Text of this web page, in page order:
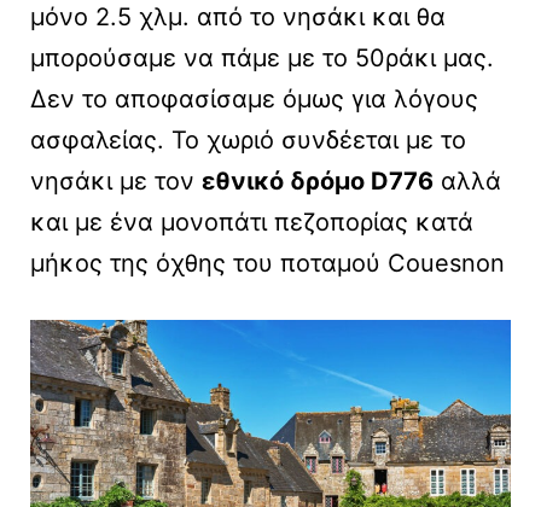
μόνο 2.5 χλμ. από το νησάκι και θα
μπορούσαμε να πάμε με το 50ράκι μας.
Δεν το αποφασίσαμε όμως για λόγους
ασφαλείας. Το χωριό συνδέεται με το
νησάκι με τον εθνικό δρόμο D776 αλλά
και με ένα μονοπάτι πεζοπορίας κατά
μήκος της όχθης του ποταμού Couesnon